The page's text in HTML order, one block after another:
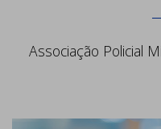
Associação Policial